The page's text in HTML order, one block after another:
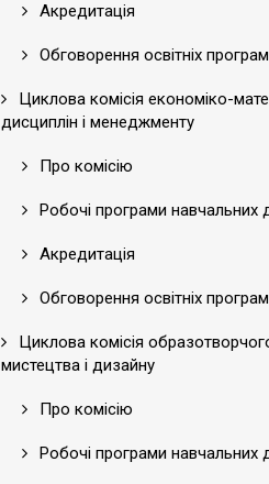
Акредитація
Обговорення освітніх програм
Циклова комісія економіко-
дисциплін і менеджменту
Про комісію
Робочі програми навчальних
Акредитація
Обговорення освітніх програм
Циклова комісія
мистецтва і дизайну
Про комісію
Робочі програми навчальних